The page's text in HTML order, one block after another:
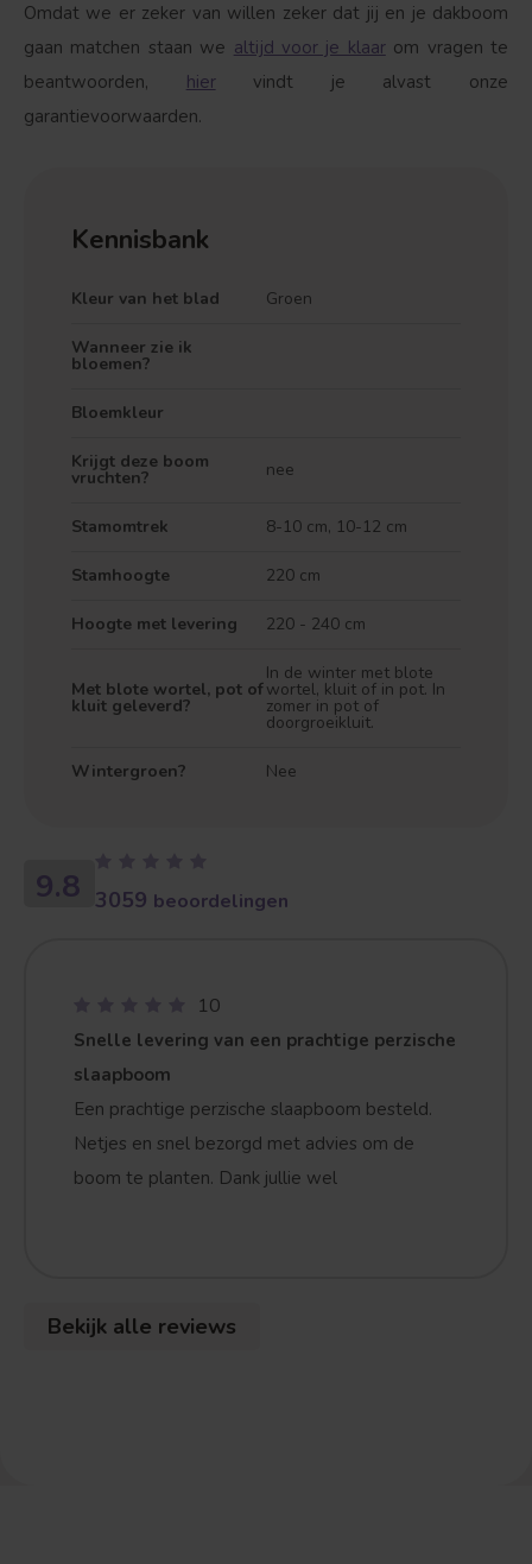
Omdat we er zeker van willen zeker dat jij en je dakboom
gaan matchen staan we altijd voor je klaarom vragen te
beantwoorden, hiervindt je alvast onze
garantievoorwaarden.
Kennisbank
Kleur van het blad Groen
Wanneer zie ik
bloemen?
Bloemkleur
Krijgt deze boom
vruchten? nee
Stamomtrek 8-10 cm, 10-12 cm
Stamhoogte 220 cm
Hoogte met levering 220 - 240 cm
Met blote wortel, pot of
kluit geleverd?
In de winter met blote
wortel, kluit of in pot. In
zomer in pot of
doorgroeikluit.
Wintergroen? Nee
9.8 3059 beoordelingen
10
Snelle levering van een prachtige perzische
slaapboom
Een prachtige perzische slaapboom besteld.
Netjes en snel bezorgd met advies om de
boom te planten. Dank jullie wel
Bekijk alle reviews